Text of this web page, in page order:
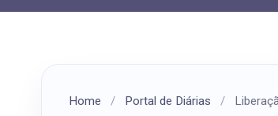
Home / Portal de Diárias /